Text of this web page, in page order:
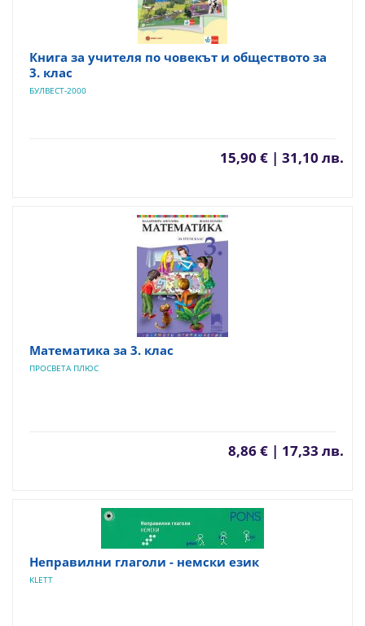
Книга за учителя по човекът и обществото за
3. клас
БУЛВЕСТ-2000
15,90 € | 31,10 лв.
Математика за 3. клас
ПРОСВЕТА ПЛЮС
8,86 € | 17,33 лв.
Неправилни глаголи - немски език
KLETT